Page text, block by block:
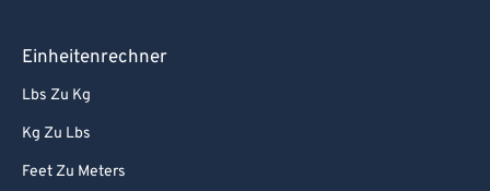
Einheitenrechner
Lbs Zu Kg
Kg Zu Lbs
Feet Zu Meters